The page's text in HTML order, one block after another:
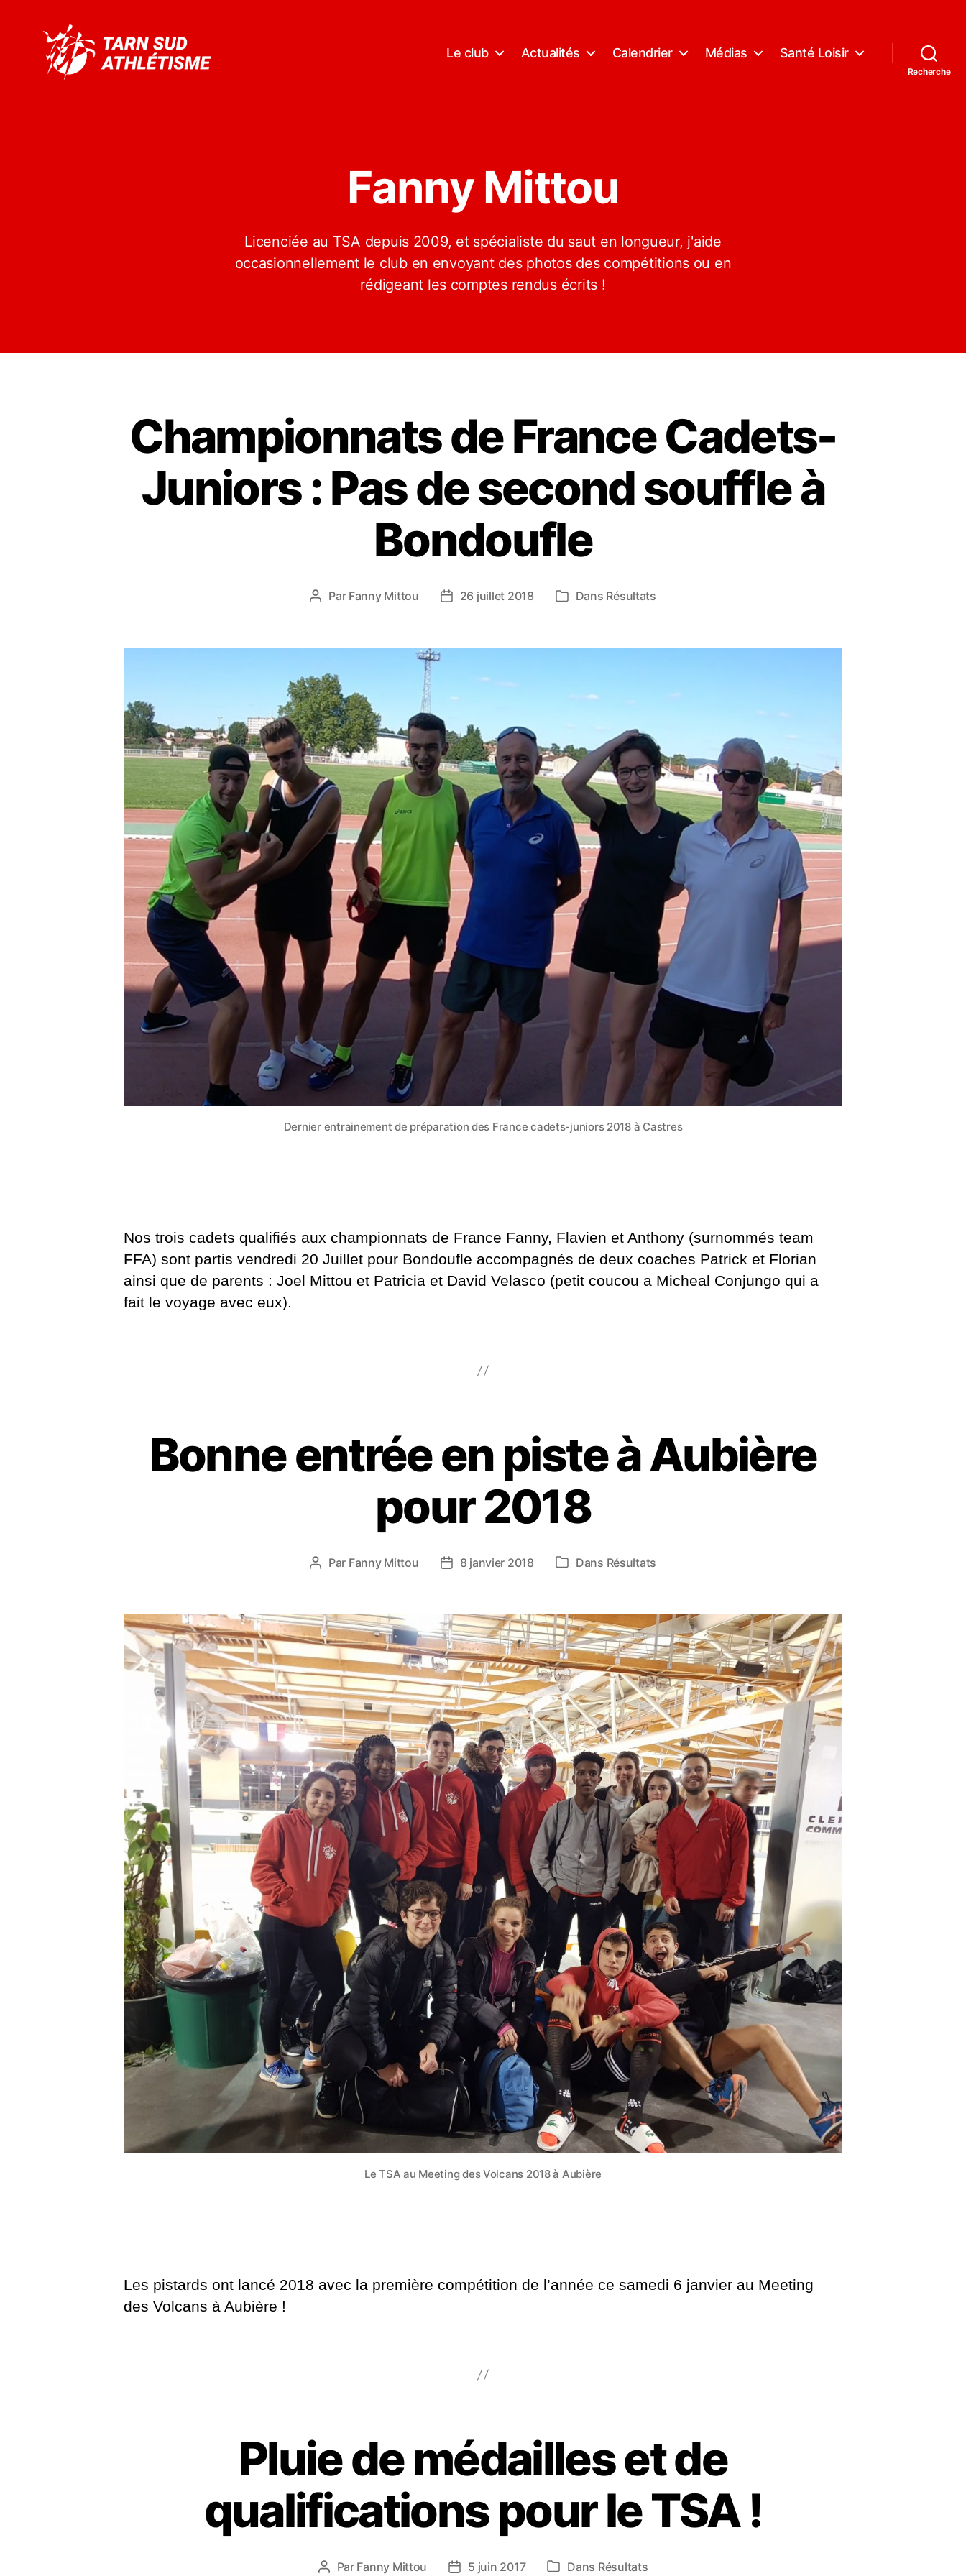
Le club Actualités Calendrier Médias Santé Loisir
Recherche
Fanny Mittou
Licenciée au TSA depuis 2009, et spécialiste du saut en longueur, j'aide
occasionnellement le club en envoyant des photos des compétitions ou en
rédigeant les comptes rendus écrits !
Championnats de France Cadets-
Juniors : Pas de second souffle à
Bondoufle
Auteur
Par Fanny Mittou
Date26 juillet 2018 Catégories
Dans Résultats
Dernier entrainement de préparation des France cadets-juniors 2018 à Castres
Nos trois cadets qualifiés aux championnats de France Fanny, Flavien et Anthony (surnommés team
FFA) sont partis vendredi 20 Juillet pour Bondoufle accompagnés de deux coaches Patrick et Florian
ainsi que de parents : Joel Mittou et Patricia et David Velasco (petit coucou a Micheal Conjungo qui a
fait le voyage avec eux).
Bonne entrée en piste à Aubière
pour 2018
Auteur
Par Fanny Mittou
Date8 janvier 2018 Catégories
Dans Résultats
Le TSA au Meeting des Volcans 2018 à Aubière
Les pistards ont lancé 2018 avec la première compétition de l’année ce samedi 6 janvier au Meeting
des Volcans à Aubière !
Pluie de médailles et de
qualifications pour le TSA !
Auteur
Par Fanny Mittou Date5 juin 2017 Catégories
Dans Résultats